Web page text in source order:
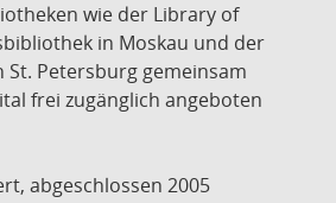
wie der Library of
in Moskau und der
Petersburg gemeinsam
frei zugänglich angeboten
abgeschlossen 2005